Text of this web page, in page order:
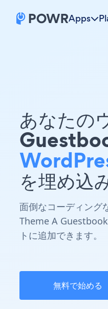
Apps
あなたの
を埋め込
面倒なコーディング
Theme A
トに追加できます。
無料で始める